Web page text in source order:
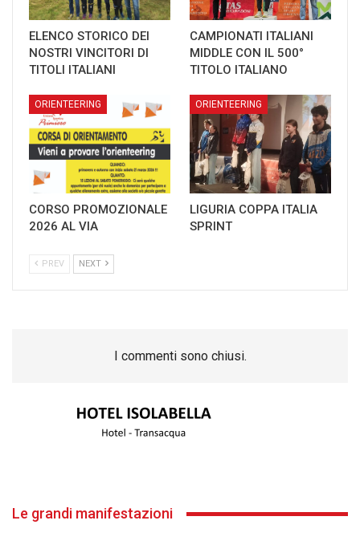
ELENCO STORICO DEI
NOSTRI VINCITORI DI
TITOLI ITALIANI
CAMPIONATI ITALIANI
MIDDLE CON IL 500°
TITOLO ITALIANO
ORIENTEERING
CORSO PROMOZIONALE
2026 AL VIA
ORIENTEERING
LIGURIA COPPA ITALIA
SPRINT
PREV NEXT
I commenti sono chiusi.
Le grandi manifestazioni